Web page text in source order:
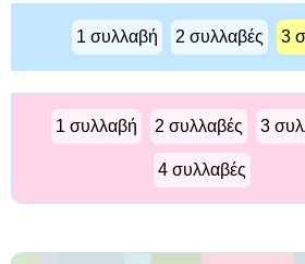
1 συλλαβή 2 συλλαβές 3
1 συλλαβή 2 συλλαβές 3
4 συλλαβές